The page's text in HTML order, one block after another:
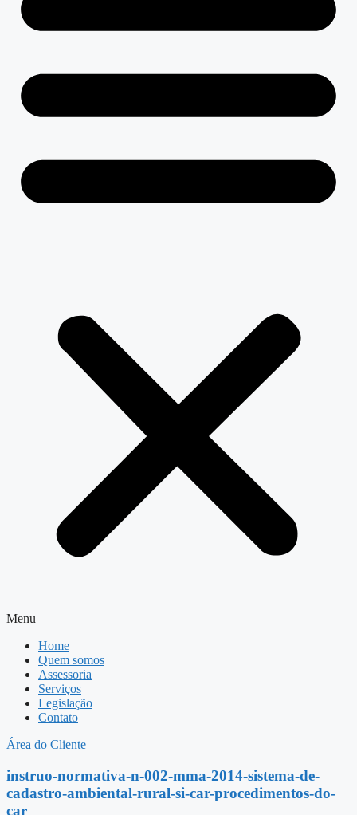
Menu
Home
Quem somos
Assessoria
Serviços
Legislação
Contato
Área do Cliente
instruo-normativa-n-002-mma-2014-sistema-de-
cadastro-ambiental-rural-si-car-procedimentos-do-
car